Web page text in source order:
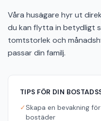
Våra husägare hyr ut
du kan flytta in betydligt
tomtstorlek och
passar din familj.
TIPS FÖR DIN
✓Skapa en bevakning
bostäder